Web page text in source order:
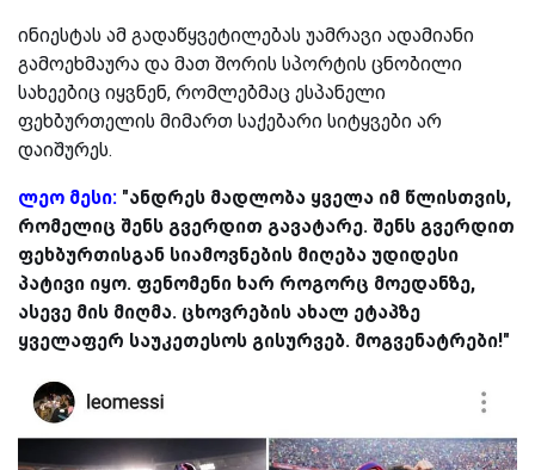
ინიესტას ამ გადაწყვეტილებას უამრავი ადამიანი
გამოეხმაურა და მათ შორის სპორტის ცნობილი
სახეებიც იყვნენ, რომლებმაც ესპანელი
ფეხბურთელის მიმართ საქებარი სიტყვები არ
დაიშურეს.
ლეო მესი: "ანდრეს მადლობა ყველა იმ წლისთვის,
რომელიც შენს გვერდით გავატარე. შენს გვერდით
ფეხბურთისგან სიამოვნების მიღება უდიდესი
პატივი იყო. ფენომენი ხარ როგორც მოედანზე,
ასევე მის მიღმა. ცხოვრების ახალ ეტაპზე
ყველაფერ საუკეთესოს გისურვებ. მოგვენატრები!"